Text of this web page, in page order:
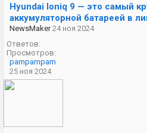
Hyundai Ioniq 9 — это самый
аккумуляторной батареей в
NewsMaker 24 ноя 2024
Ответов:
Просмотров:
pampampam
25 ноя 2024